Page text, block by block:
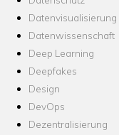
Datenvisualisierung
Datenwissenschaft
Deep Learning
Deepfakes
Design
DevOps
Dezentralisierung